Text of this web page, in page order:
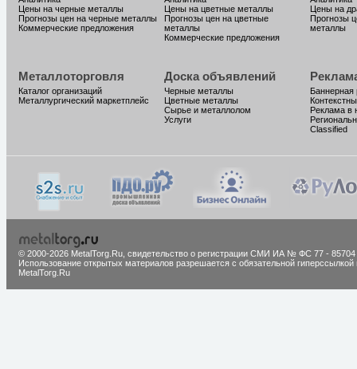
Цены на черные металлы
Прогнозы цен на черные металлы
Коммерческие предложения
Цены на цветные металлы
Прогнозы цен на цветные
металлы
Коммерческие предложения
Цены на
Прогнозы
металлы
Металлоторговля
Каталог организаций
Металлургический маркетплейс
Доска объявлений
Черные металлы
Цветные металлы
Сырье и металлолом
Услуги
Баннерная
Реклама в
Classified
© 2000-2026 MetalTorg.Ru, cвидетельство о регистрации СМИ ИА № ФС 77 - 85704
Использование открытых материалов разрешается с обязательной гиперссылкой
MetalTorg.Ru